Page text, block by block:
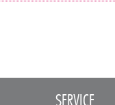
SERVICE